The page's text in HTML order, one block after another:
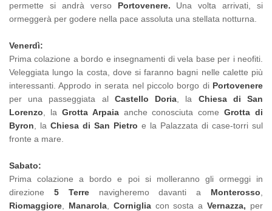
permette si andrà verso Portovenere. Una volta arrivati, si
ormeggerà per godere nella pace assoluta una stellata notturna.
Venerdì:
Prima colazione a bordo e insegnamenti di vela base per i neofiti.
Veleggiata lungo la costa, dove si faranno bagni nelle calette più
interessanti. Approdo in serata nel piccolo borgo di Portovenere
per una passeggiata al Castello Doria , la Chiesa di San
Lorenzo , la Grotta Arpaiaanche conosciuta comeGrotta di
Byron , la Chiesa di San Pietro e la Palazzata di case-torri sul
fronte a mare.
Sabato:
Prima colazione a bordo e poi si molleranno gli ormeggi in
direzione 5 Terre navigheremo davanti a Monterosso
Riomaggiore
‎Manarola, Corniglia con sosta aVernazza, per